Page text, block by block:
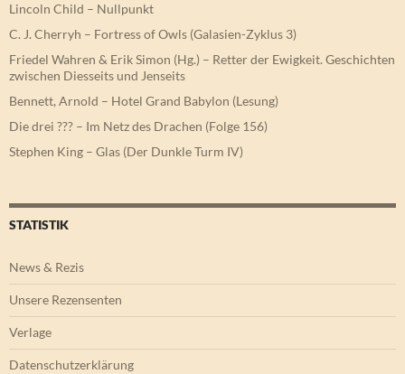
Lincoln Child – Nullpunkt
C. J. Cherryh – Fortress of Owls (Galasien-Zyklus 3)
Friedel Wahren & Erik Simon (Hg.) – Retter der Ewigkeit. Geschichten
zwischen Diesseits und Jenseits
Bennett, Arnold – Hotel Grand Babylon (Lesung)
Die drei ??? – Im Netz des Drachen (Folge 156)
Stephen King – Glas (Der Dunkle Turm IV)
STATISTIK
News & Rezis
Unsere Rezensenten
Verlage
Datenschutzerklärung